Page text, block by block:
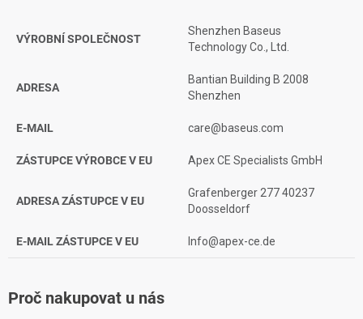
VÝROBNÍ SPOLEČNOST
Shenzhen Baseus
Technology Co., Ltd.
ADRESA
Bantian Building B 2008
Shenzhen
E-MAIL care@baseus.com
ZÁSTUPCE VÝROBCE V EU Apex CE Specialists GmbH
ADRESA ZÁSTUPCE V EU
Grafenberger 277 40237
Doosseldorf
E-MAIL ZÁSTUPCE V EU Info@apex-ce.de
Proč nakupovat u nás